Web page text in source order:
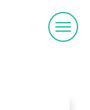
Ouvrir
le